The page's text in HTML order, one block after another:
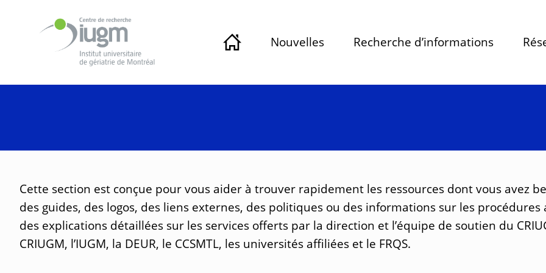
Nouvelles Recherche d’informations
Cette section est conçue pour vous aider à trouver rapidement les ressources dont vous avez
des guides, des logos, des liens externes, des politiques ou des informations sur les
des explications détaillées sur les services offerts par la direction et l’équipe de soutien du
CRIUGM, l’IUGM, la DEUR, le CCSMTL, les universités affiliées et le FRQS.